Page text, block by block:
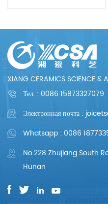
XIANG CERAMICS SCIENCE &
Тел. : 0086 15873327079
Электронная почта :
Whatsapp : 0086
No.228 Zhujiang South
Hunan